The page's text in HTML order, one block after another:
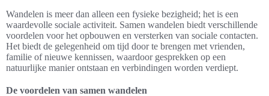
Wandelen is meer dan alleen een fysieke bezigheid; het is een
waardevolle sociale activiteit. Samen wandelen biedt verschillende
voordelen voor het opbouwen en versterken van sociale contacten.
Het biedt de gelegenheid om tijd door te brengen met vrienden,
familie of nieuwe kennissen, waardoor gesprekken op een
natuurlijke manier ontstaan en verbindingen worden verdiept.
De voordelen van samen wandelen